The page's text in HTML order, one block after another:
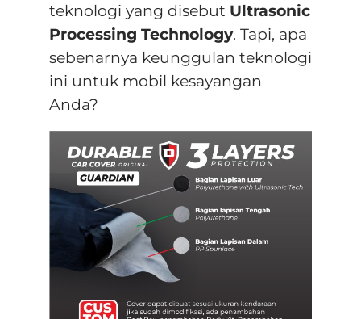
teknologi yang disebut Ultrasonic
Processing Technology. Tapi, apa
sebenarnya keunggulan teknologi
ini untuk mobil kesayangan
Anda?